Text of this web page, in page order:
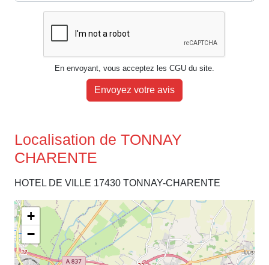
En envoyant, vous acceptez les CGU du site.
Envoyez votre avis
Localisation de TONNAY
CHARENTE
HOTEL DE VILLE 17430 TONNAY-CHARENTE
+
−